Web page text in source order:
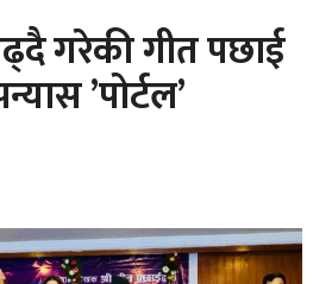
गरेकी गीत पछाई
’पोर्टल’